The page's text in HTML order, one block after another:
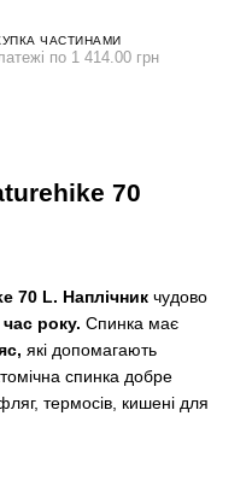
ЧАСТИНАМИ
по 1 414.00 грн
70
70 L. Наплічник чудово
час року.Спинка має
які допомагають
спинка добре
термосів, кишені для